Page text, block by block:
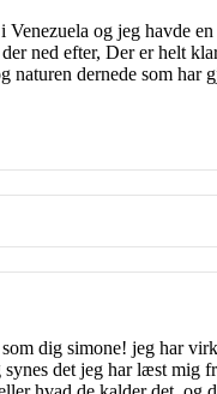
i Venezuela og jeg havde
ned efter, Der er helt
naturen dernede som
dig simone! jeg har
det jeg har læst mig